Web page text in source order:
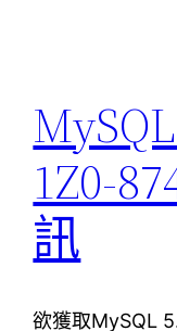
1Z0-
訊
欲獲取MySQL